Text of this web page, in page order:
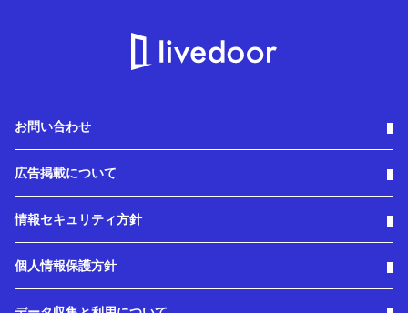
お問い合わせ
広告掲載について
情報セキュリティ方針
個人情報保護方針